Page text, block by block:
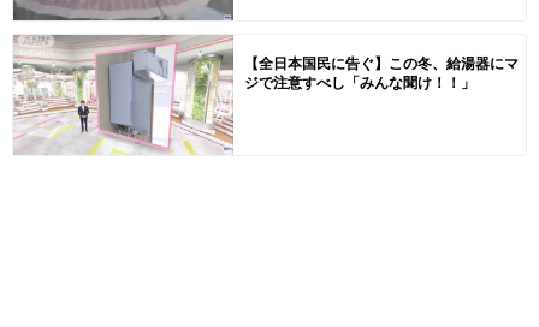
【全日本国民に告ぐ】この冬、給湯器にマ
ジで注意すべし「みんな聞け！！」